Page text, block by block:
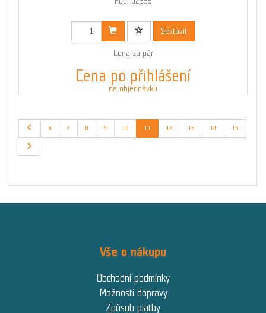
Sestavit
Cena za pár
Cena po přihlášení
na objednávku
6 7 8 9 10 11 12 13 14 15
Vše o nákupu
Obchodní podmínky
Možnosti dopravy
Způsob platby